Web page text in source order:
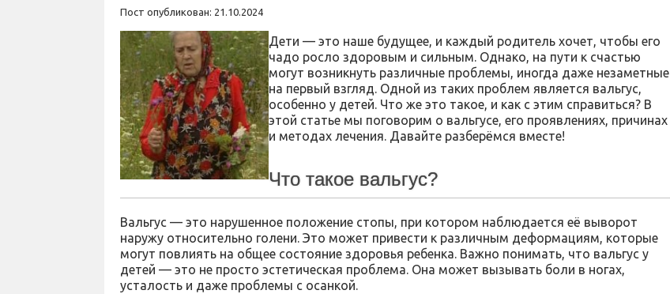
Пост опубликован: 21.10.2024
Дети — это наше будущее, и каждый родитель хочет, чтобы его
чадо росло здоровым и сильным. Однако, на пути к счастью
могут возникнуть различные проблемы, иногда даже незаметные
на первый взгляд. Одной из таких проблем является вальгус,
особенно у детей. Что же это такое, и как с этим справиться? В
этой статье мы поговорим о вальгусе, его проявлениях, причинах
и методах лечения. Давайте разберёмся вместе!
Что такое вальгус?
Вальгус — это нарушенное положение стопы, при котором наблюдается её выворот
наружу относительно голени. Это может привести к различным деформациям, которые
могут повлиять на общее состояние здоровья ребенка. Важно понимать, что вальгус у
детей — это не просто эстетическая проблема. Она может вызывать боли в ногах,
усталость и даже проблемы с осанкой.